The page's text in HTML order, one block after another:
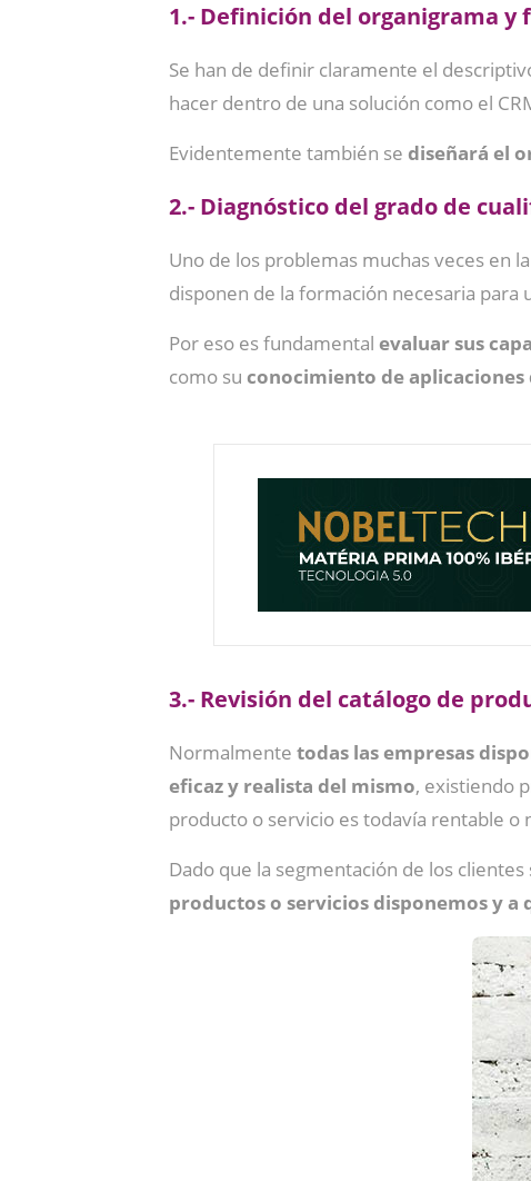
1.- Definición del organigrama y
Se han de definir claramente el
hacer dentro de una solución como el
Evidentemente también se diseñará el
2.- Diagnóstico del grado de
Uno de los problemas muchas veces en
disponen de la formación necesaria
Por eso es fundamental evaluar sus
como su conocimiento de aplicaciones
3.- Revisión del catálogo de
Normalmente todas las empresas
eficaz y realista del mismo, existiendo
producto o servicio es todavía rentable o
Dado que la segmentación de los
productos o servicios disponemos y a